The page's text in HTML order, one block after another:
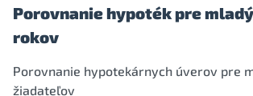
Porovnanie hypoték pre
rokov
Porovnanie hypotekárnych úverov pre
žiadateľov